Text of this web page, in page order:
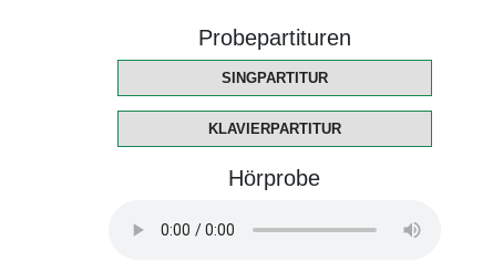
Probepartituren
SINGPARTITUR
KLAVIERPARTITUR
Hörprobe